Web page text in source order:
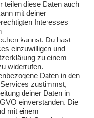
teilen diese Daten auch
mit deiner
Interesses
kannst. Du hast
einzuwilligen und
zu einem
widerrufen.
Daten in den
zustimmst,
deiner Daten in
einverstanden. Die
mit einem